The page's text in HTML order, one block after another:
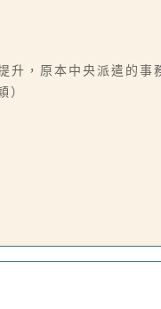
升，原本中央派遣的
）